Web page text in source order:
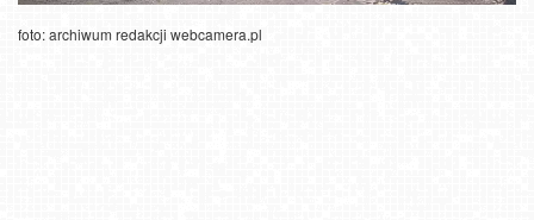
foto: archiwum redakcji webcamera.pl